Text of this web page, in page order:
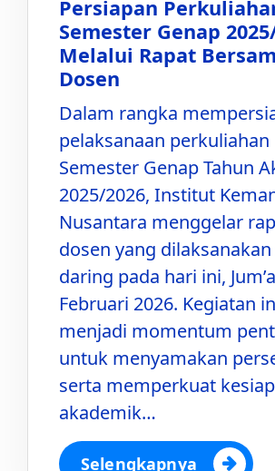
Persiapan
Semester Genap
Melalui Rapat
Dosen
Dalam rangka
pelaksanaan
Semester Genap Tahun
2025/2026, Institut
Nusantara menggelar
dosen yang dilaksanakan
daring pada hari ini,
Februari 2026. Kegiatan
menjadi momentum
untuk menyamakan
serta memperkuat
akademik…
Selengkapnya